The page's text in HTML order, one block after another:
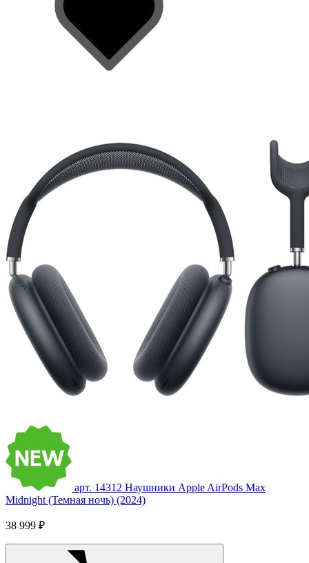
арт. 14312 Наушники Apple AirPods Max
Midnight (Темная ночь) (2024)
38 999 ₽